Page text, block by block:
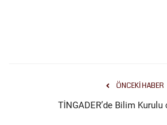
ÖNCEKI HABER
TİNGADER’de Bilim